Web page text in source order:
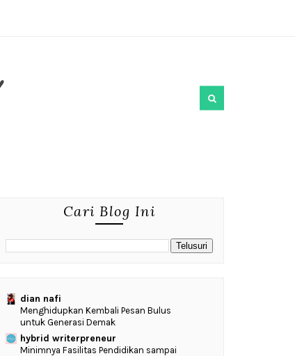
Cari Blog Ini
dian nafi
Menghidupkan Kembali Pesan Bulus
untuk Generasi Demak
hybrid writerpreneur
‎Minimnya Fasilitas Pendidikan sampai